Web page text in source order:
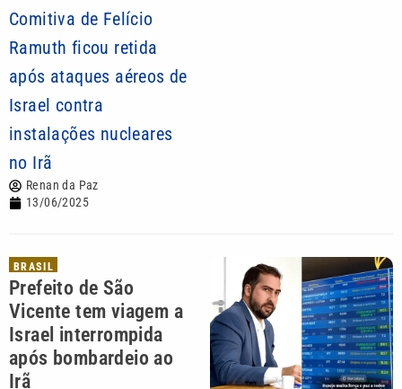
Comitiva de Felício
Ramuth ficou retida
após ataques aéreos de
Israel contra
instalações nucleares
no Irã
Renan da Paz
13/06/2025
BRASIL
Prefeito de São
Vicente tem viagem a
Israel interrompida
após bombardeio ao
Irã